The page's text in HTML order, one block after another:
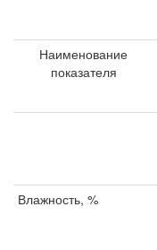
Наименование
показателя
Влажность, %